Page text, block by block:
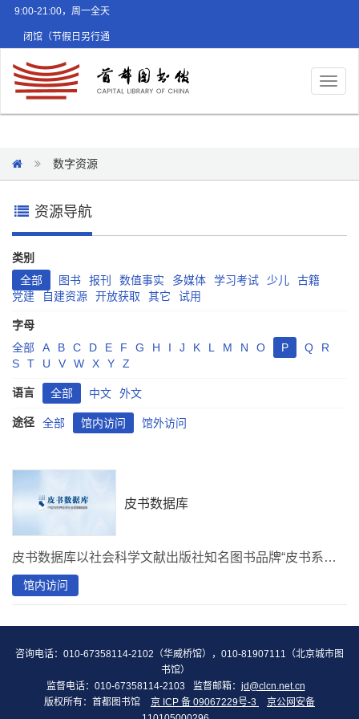
9:00-21:00，周一全天
闭馆（节假日另行通
数字资源
资源导航
类别
全部
图书 报刊 数值事实 多媒体 学习考试 少儿
古籍
党建
自建资源 开放获取 其它 试用
字母
全部
A B C D E F G H I J K L M N O P Q
R
S
T U V W X Y Z
语言 全部 中文 外文
途径 全部 馆内访问 馆外访问
皮书数据库
皮书数据库以社会科学文献出版社知名图书品牌“皮书系列”为基础，主要涉及分析解读当下中国发展变迁的专业著作、智库报告、学术资讯、调研数据等，面向社会大众提供教学科研、咨政议政、投资指南、社会生活指导等服务，收录报告23万篇，累计55亿字。
馆内访问
咨询电话：010-67358114-2102（华威桥馆），010-81907111（北京城市图
书馆）
监督电话：010-67358114-2103
监督邮箱： jd@clcn.net.cn
版权所有：首都图书馆
京 ICP 备 09067229号-3
京公网安备